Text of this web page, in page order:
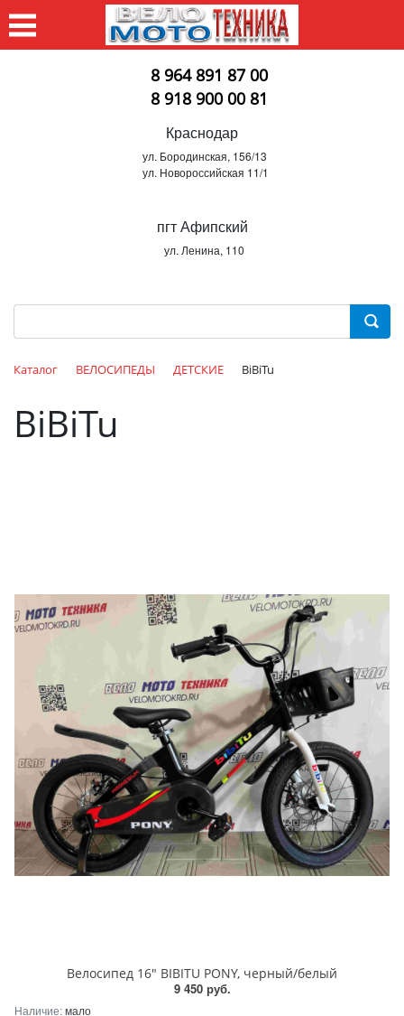
8 964 891 87 00
8 918 900 00 81
Краснодар
ул. Бородинская, 156/13
ул. Новороссийская 11/1
пгт Афипский
ул. Ленина, 110
Каталог ВЕЛОСИПЕДЫ ДЕТСКИЕ BiBiTu
BiBiTu
Велосипед 16" BIBITU PONY, черный/белый
9 450 руб.
Наличие:мало